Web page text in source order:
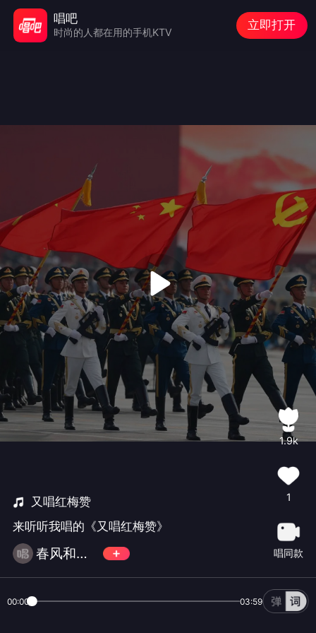
又唱红梅赞
来听听我唱的《又唱红梅赞》
春风和气🎷大🎺🎻🏏不玩币
1.9k
1
唱同款
00:00 03:59
唱吧
时尚的人都在用的手机KTV
立即打开